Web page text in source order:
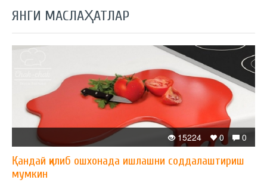
ЯНГИ МАСЛАҲАТЛАР
0
0
15224
Қандай қилиб ошхонада ишлашни соддалаштириш
мумкин